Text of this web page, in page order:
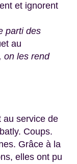
et ignorent
parti des
au
on les rend
au service de
Coups.
Grâce à la
elles ont pu